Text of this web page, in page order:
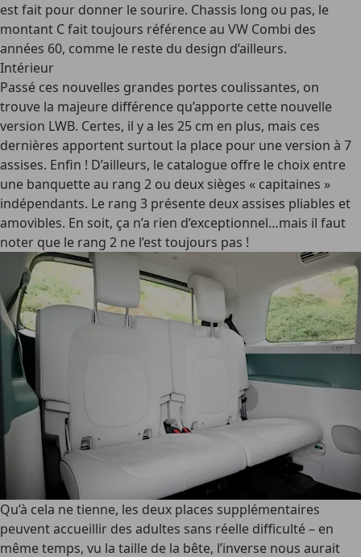
est fait pour donner le sourire. Chassis long ou pas, le
montant C fait toujours référence au VW Combi des
années 60, comme le reste du design d’ailleurs.
Intérieur
Passé ces nouvelles grandes portes coulissantes, on
trouve la majeure différence qu’apporte cette nouvelle
version LWB. Certes, il y a les 25 cm en plus, mais ces
dernières apportent surtout la place pour une version à 7
assises. Enfin ! D’ailleurs, le catalogue offre le choix entre
une banquette au rang 2 ou deux sièges « capitaines »
indépendants. Le rang 3 présente deux assises pliables et
amovibles. En soit, ça n’a rien d’exceptionnel…mais il faut
noter que le rang 2 ne l’est toujours pas !
Qu’à cela ne tienne, les deux places supplémentaires
peuvent accueillir des adultes sans réelle difficulté – en
même temps, vu la taille de la bête, l’inverse nous aurait